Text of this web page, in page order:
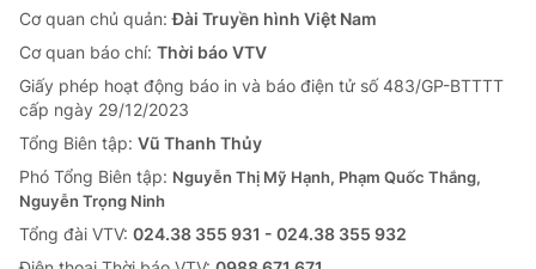
Cơ quan chủ quản:Đài Truyền hình Việt Nam
Cơ quan báo chí: Thời báo VTV
Giấy phép hoạt động báo in và báo điện tử số 483/GP-BTTTT
cấp ngày 29/12/2023
Tổng Biên tập: Vũ Thanh Thủy
Phó Tổng Biên tập: Nguyễn Thị Mỹ Hạnh, Phạm Quốc Thắng,
Nguyễn Trọng Ninh
Tổng đài VTV: 024.38 355 931 - 024.38 355 932